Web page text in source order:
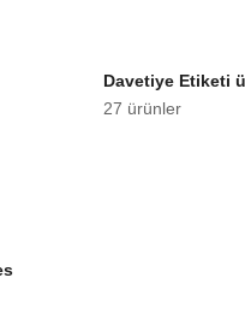
Davetiye Etiketi
27 ürünler